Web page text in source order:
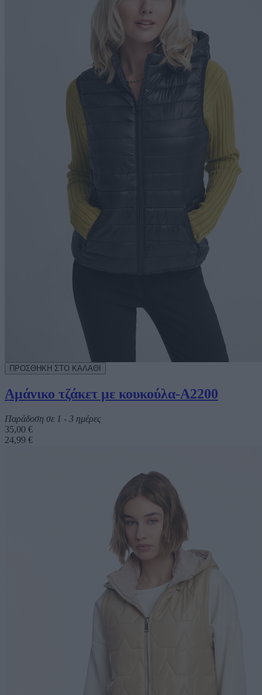
Αμάνικο τζάκετ με κουκούλα-Α2200
Παράδοση σε 1 - 3 ημέρες
35,00 €
24,99 €